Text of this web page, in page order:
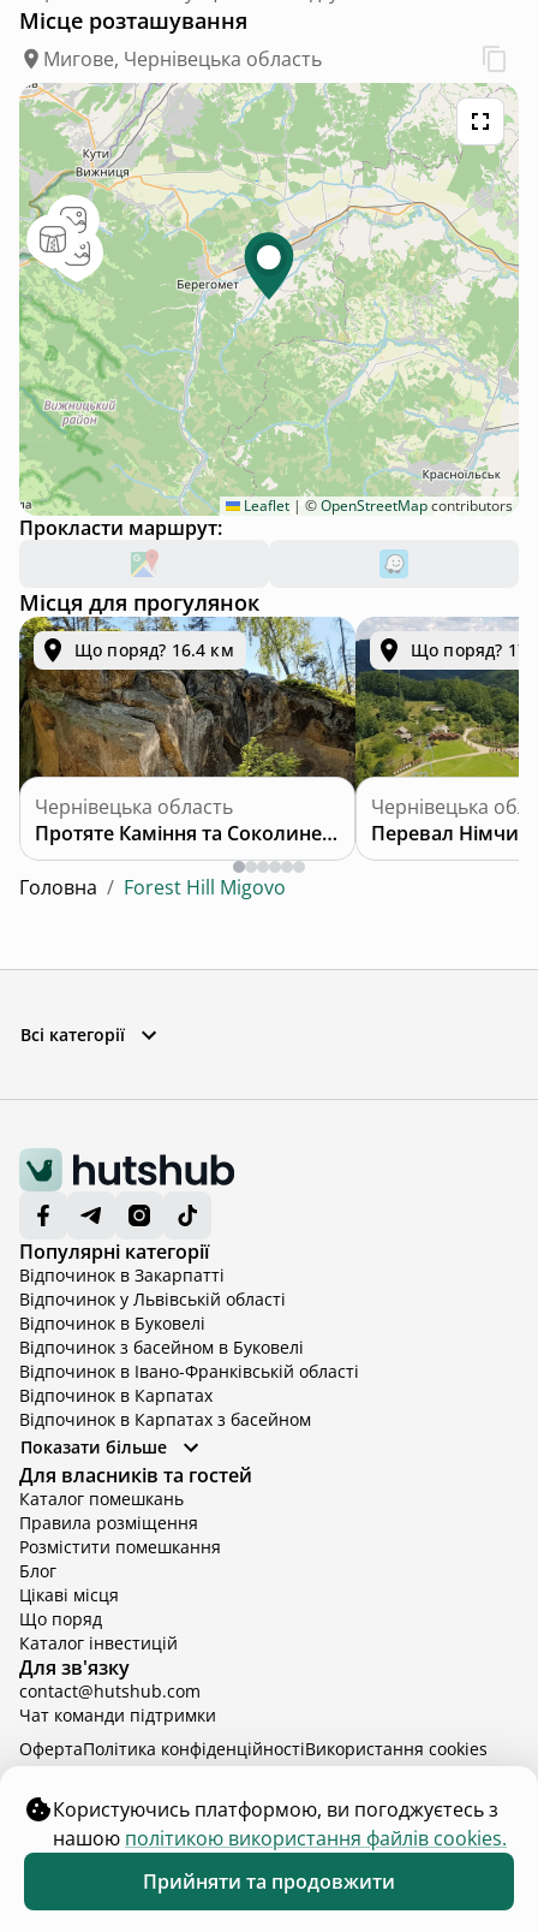
Місце розташування
Мигове, Чернівецька область
Leaflet | ©OpenStreetMapcontributors
Прокласти маршрут:
Місця для прогулянок
Що поряд? 16.4 км
Чернівецька область
Протяте Каміння та Соколине Око
Що поряд?
Чернівецька
Перевал Німчич
Головна / Forest Hill Migovo
Оберіть інші дати аби дізнатись ціну
2 дорослих
Всі категорії
Популярні категорії
Відпочинок в Закарпатті
Відпочинок у Львівській області
Відпочинок в Буковелі
Відпочинок з басейном в Буковелі
Відпочинок в Івано-Франківській області
Відпочинок в Карпатах
Відпочинок в Карпатах з басейном
Відпочинок в Київській області
Відпочинок в Київській області з басейном
Відпочинок в Тернопільській області
Відпочинок у Вінницькій області
Відпочинок в Яремче
Відпочинок у Львівській області з басейном
Відпочинок з басейном в Тернопільській області
Показати більше
Для власників та гостей
Каталог помешкань
Правила розміщення
Розмістити помешкання
Блог
Цікаві місця
Що поряд
Каталог інвестицій
Для зв'язку
contact@hutshub.com
Чат команди підтримки
hutshub | ©2026
ОфертаПолітика конфіденційностіBикористання cookies
Користуючись платформою, ви погоджуєтесь з
нашою політикою використання файлів cookies.
Прийняти та продовжити